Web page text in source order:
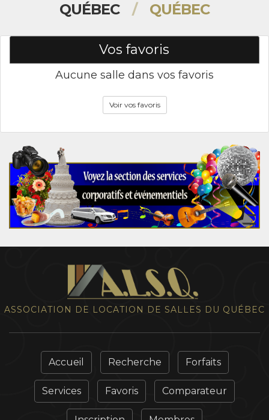
QUÉBEC / QUÉBEC
Vos favoris
Aucune salle dans vos favoris
Voir vos favoris
ASSOCIATION DE LOCATION DE SALLES DU QUÉBEC
Accueil Recherche Forfaits
Services Favoris Comparateur